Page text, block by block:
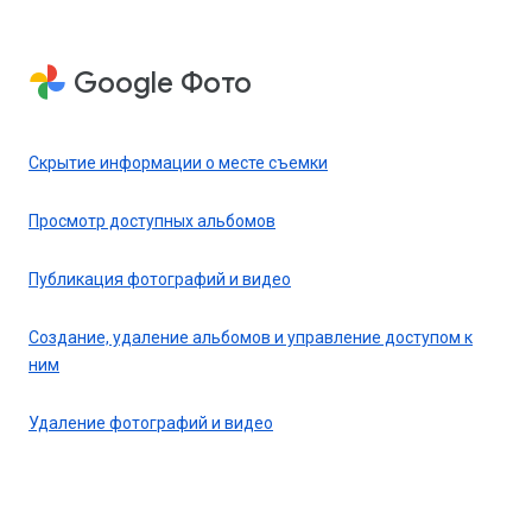
Google Фото
Скрытие информации о месте съемки
Просмотр доступных альбомов
Публикация фотографий и видео
Создание, удаление альбомов и управление доступом к
ним
Удаление фотографий и видео